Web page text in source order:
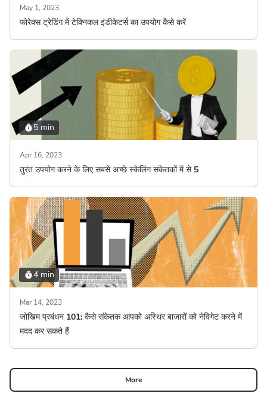
May 1, 2023
फोरेक्स ट्रेडिंग में टेक्निकल इंडीकेटर्स का उपयोग कैसे करें
5 min
Apr 16, 2023
तुरंत उपयोग करने के लिए सबसे अच्छे स्केलिंग संकेतकों में से 5
4 min
Mar 14, 2023
जोखिम प्रबंधन 101: कैसे संकेतक आपको अस्थिर बाजारों को नेविगेट करने में
मदद कर सकते हैं
More